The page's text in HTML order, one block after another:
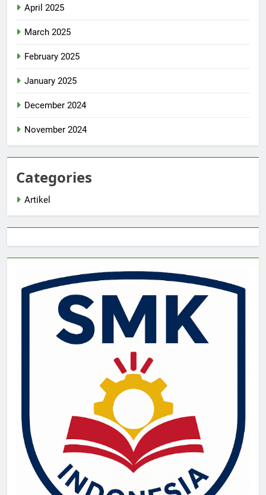
April 2025
March 2025
February 2025
January 2025
December 2024
November 2024
Categories
Artikel